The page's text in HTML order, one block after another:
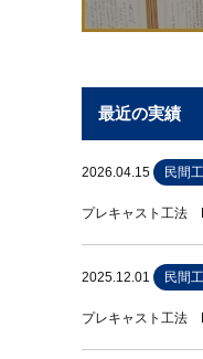
最近の実績
2026.04.15 民間
プレキャスト工法
2025.12.01 民間
プレキャスト工法